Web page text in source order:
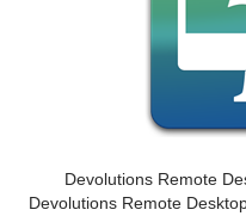
Devolutions Remote
Devolutions Remote